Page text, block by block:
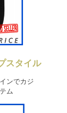
スタイル
ンでカジ
ム